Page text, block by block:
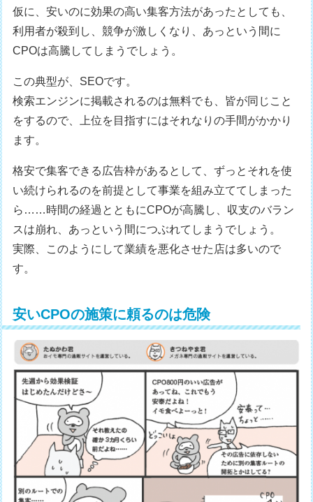
仮に、安いのに効果の高い集客方法があったとしても、
利用者が殺到し、競争が激しくなり、あっという間に
CPOは高騰してしまうでしょう。
この典型が、SEOです。
検索エンジンに掲載されるのは無料でも、皆が同じこと
をするので、上位を目指すにはそれなりの手間がかかり
ます。
格安で集客できる広告枠があるとして、ずっとそれを使
い続けられるのを前提として事業を組み立ててしまった
ら……時間の経過とともにCPOが高騰し、収支のバラン
スは崩れ、あっという間につぶれてしまうでしょう。
実際、このようにして業績を悪化させた店は多いので
す。
安いCPOの施策に頼るのは危険